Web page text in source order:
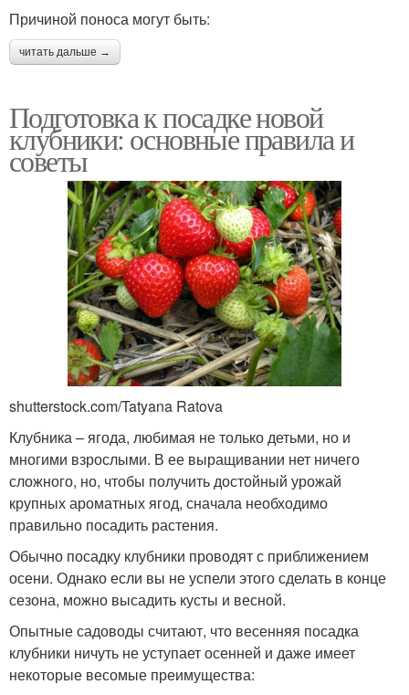
Причиной поноса могут быть:
читать дальше →
Подготовка к посадке новой
клубники: основные правила и
советы
shutterstock.com/Tatyana Ratova
Клубника – ягода, любимая не только детьми, но и
многими взрослыми. В ее выращивании нет ничего
сложного, но, чтобы получить достойный урожай
крупных ароматных ягод, сначала необходимо
правильно посадить растения.
Обычно посадку клубники проводят с приближением
осени. Однако если вы не успели этого сделать в конце
сезона, можно высадить кусты и весной.
Опытные садоводы считают, что весенняя посадка
клубники ничуть не уступает осенней и даже имеет
некоторые весомые преимущества: